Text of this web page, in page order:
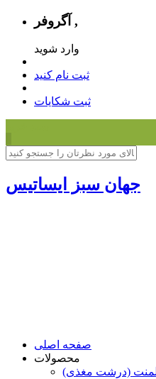
آگروفر ,
وارد شوید
ثبت نام کنید
ثبت شکایات
جهان سبز ایساتیس
صفحه اصلی
محصولات
(درشت مغذی)